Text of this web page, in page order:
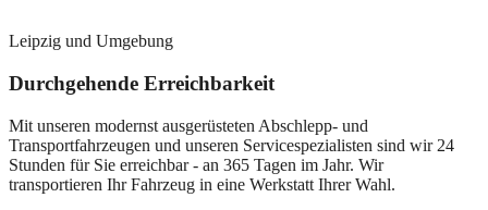
Leipzig und Umgebung
Durchgehende Erreichbarkeit
Mit unseren modernst ausgerüsteten Abschlepp- und
Transportfahrzeugen und unseren Servicespezialisten sind wir 24
Stunden für Sie erreichbar - an 365 Tagen im Jahr. Wir
transportieren Ihr Fahrzeug in eine Werkstatt Ihrer Wahl.